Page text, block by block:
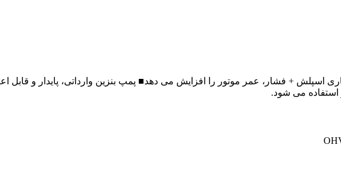
اسپلش + فشار، عمر موتور را افزایش می دهد■ پمپ بنزین وارداتی، پایدار و قابل
استفاده می شود.